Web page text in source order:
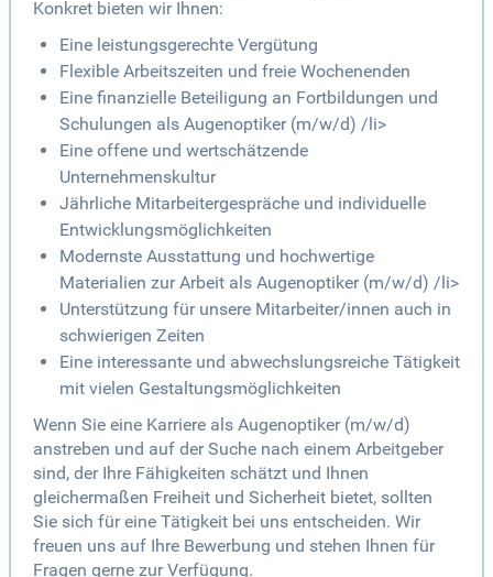
Konkret bieten wir Ihnen:
Eine leistungsgerechte Vergütung
Flexible Arbeitszeiten und freie Wochenenden
Eine finanzielle Beteiligung an Fortbildungen und
Schulungen als Augenoptiker (m/w/d) /li>
Eine offene und wertschätzende
Unternehmenskultur
Jährliche Mitarbeitergespräche und individuelle
Entwicklungsmöglichkeiten
Modernste Ausstattung und hochwertige
Materialien zur Arbeit als Augenoptiker (m/w/d) /li>
Unterstützung für unsere Mitarbeiter/innen auch in
schwierigen Zeiten
Eine interessante und abwechslungsreiche Tätigkeit
mit vielen Gestaltungsmöglichkeiten
Wenn Sie eine Karriere als Augenoptiker (m/w/d)
anstreben und auf der Suche nach einem Arbeitgeber
sind, der Ihre Fähigkeiten schätzt und Ihnen
gleichermaßen Freiheit und Sicherheit bietet, sollten
Sie sich für eine Tätigkeit bei uns entscheiden. Wir
freuen uns auf Ihre Bewerbung und stehen Ihnen für
Fragen gerne zur Verfügung.